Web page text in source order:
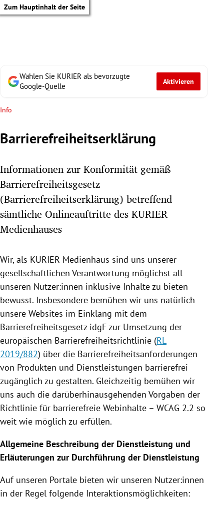
Zum Hauptinhalt der Seite
Untermenü
Untermenü
Untermenü
Untermenü
Untermenü
Untermenü
Untermenü
Untermenü
Untermenü
Wählen Sie KURIER als bevorzugte
Google-Quelle
Aktivieren
Info
Barrierefreiheitserklärung
Informationen zur Konformität gemäß
Barrierefreiheitsgesetz
(Barrierefreiheitserklärung) betreffend
sämtliche Onlineauftritte des KURIER
Medienhauses
Wir, als KURIER Medienhaus sind uns unserer
gesellschaftlichen Verantwortung möglichst all
unseren Nutzer:innen inklusive Inhalte zu bieten
bewusst. Insbesondere bemühen wir uns natürlich
unsere Websites im Einklang mit dem
Barrierefreiheitsgesetz idgF zur Umsetzung der
europäischen Barrierefreiheitsrichtlinie (RL
2019/882) über die Barrierefreiheitsanforderungen
von Produkten und Dienstleistungen barrierefrei
zugänglich zu gestalten. Gleichzeitig bemühen wir
uns auch die darüberhinausgehenden Vorgaben der
Richtlinie für barrierefreie Webinhalte – WCAG 2.2 so
weit wie möglich zu erfüllen.
Allgemeine Beschreibung der Dienstleistung und
Erläuterungen zur Durchführung der Dienstleistung
Auf unseren Portale bieten wir unseren Nutzer:innen
in der Regel folgende Interaktionsmöglichkeiten: